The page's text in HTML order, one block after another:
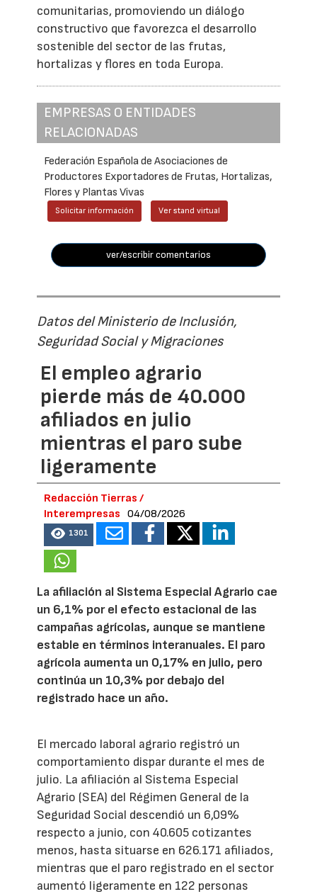
comunitarias, promoviendo un diálogo
constructivo que favorezca el desarrollo
sostenible del sector de las frutas,
hortalizas y flores en toda Europa.
EMPRESAS O ENTIDADES
RELACIONADAS
Federación Española de Asociaciones de
Productores Exportadores de Frutas, Hortalizas,
Flores y Plantas Vivas
Solicitar información Ver stand virtual
ver/escribir comentarios
Datos del Ministerio de Inclusión,
Seguridad Social y Migraciones
El empleo agrario
pierde más de 40.000
afiliados en julio
mientras el paro sube
ligeramente
Redacción Tierras /
Interempresas
04/08/2026
1301
La afiliación al Sistema Especial Agrario cae
un 6,1% por el efecto estacional de las
campañas agrícolas, aunque se mantiene
estable en términos interanuales. El paro
agrícola aumenta un 0,17% en julio, pero
continúa un 10,3% por debajo del
registrado hace un año.
El mercado laboral agrario registró un
comportamiento dispar durante el mes de
julio. La afiliación al Sistema Especial
Agrario (SEA) del Régimen General de la
Seguridad Social descendió un 6,09%
respecto a junio, con 40.605 cotizantes
menos, hasta situarse en 626.171 afiliados,
mientras que el paro registrado en el sector
aumentó ligeramente en 122 personas